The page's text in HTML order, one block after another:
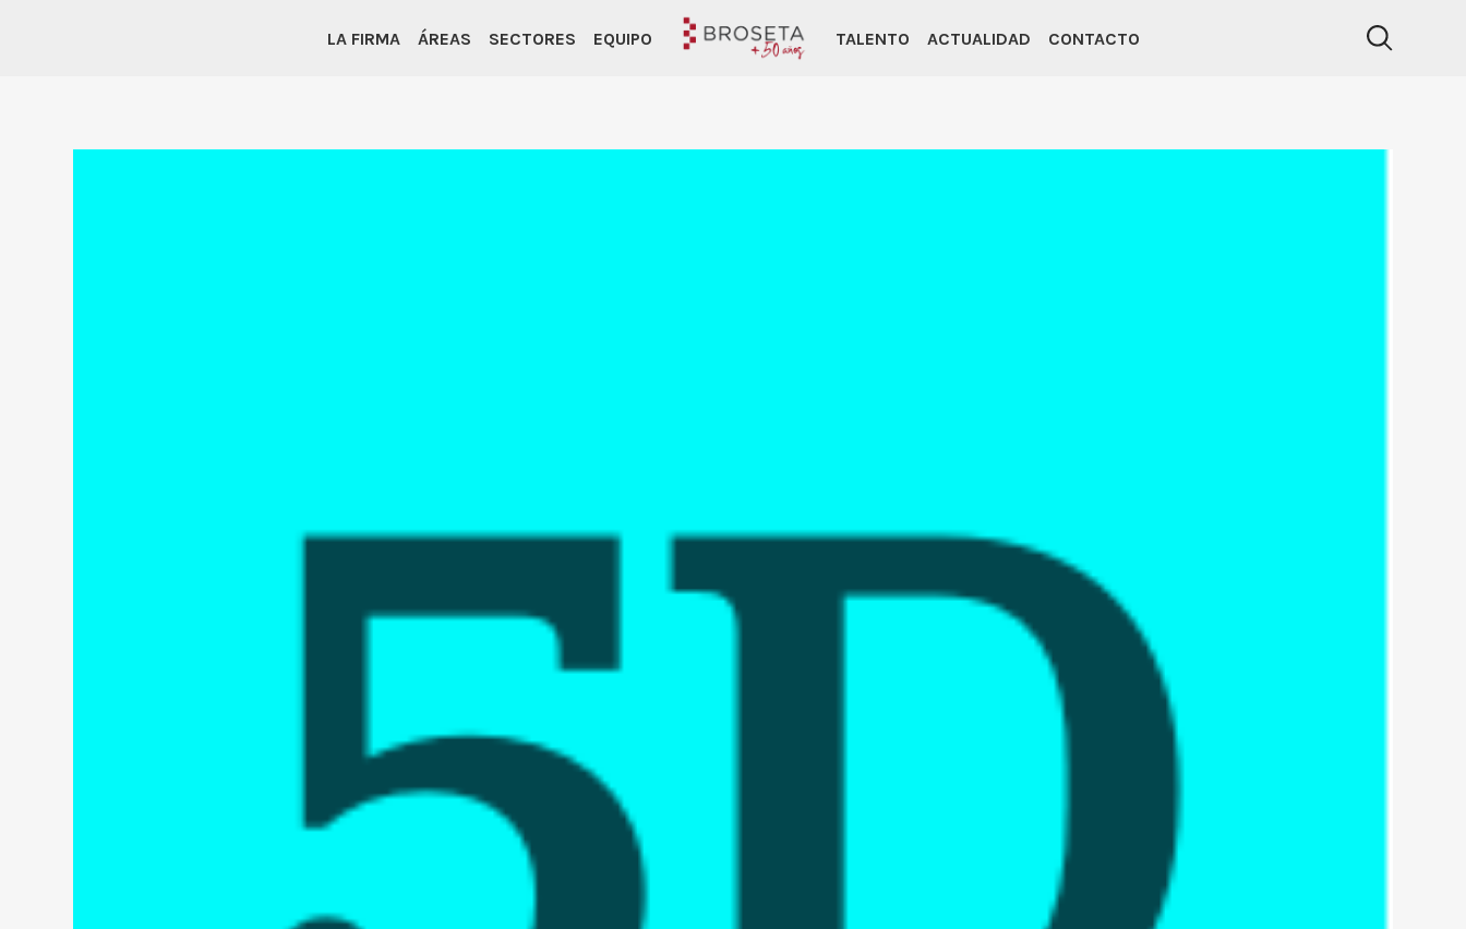
LA FIRMA ÁREAS SECTORES EQUIPO TALENTO ACTUALIDAD CONTACTO